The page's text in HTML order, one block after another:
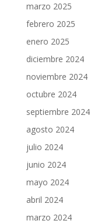
marzo 2025
febrero 2025
enero 2025
diciembre 2024
noviembre 2024
octubre 2024
septiembre 2024
agosto 2024
julio 2024
junio 2024
mayo 2024
abril 2024
marzo 2024